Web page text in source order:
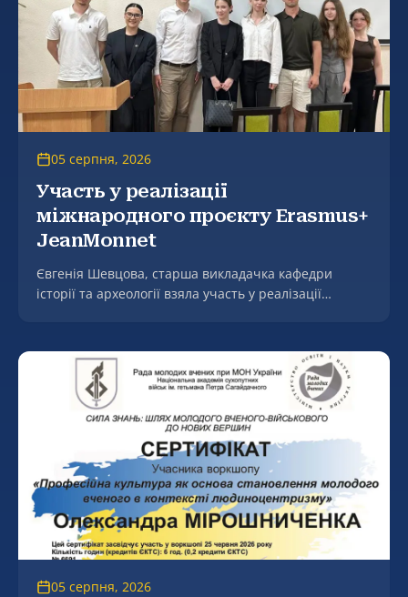
05 серпня, 2026
Участь у реалізації
міжнародного проєкту Erasmus+
JeanMonnet
Євгенія Шевцова, старша викладачка кафедри
історії та археології взяла участь у реалізації
сфері» (EUNDAS).
05 серпня, 2026